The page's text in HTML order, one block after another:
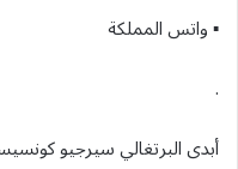
▪︎ واتس المملكة
.
أبدى البرتغالي سيرجيو